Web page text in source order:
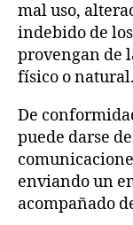
mal uso,
indebido de
provengan de
físico o natural.
De
puede darse
enviando un
acompañado